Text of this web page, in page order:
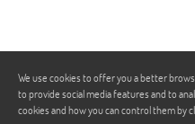
We use cookies to offer you a better
to provide social media features and to
cookies and how you can control them by